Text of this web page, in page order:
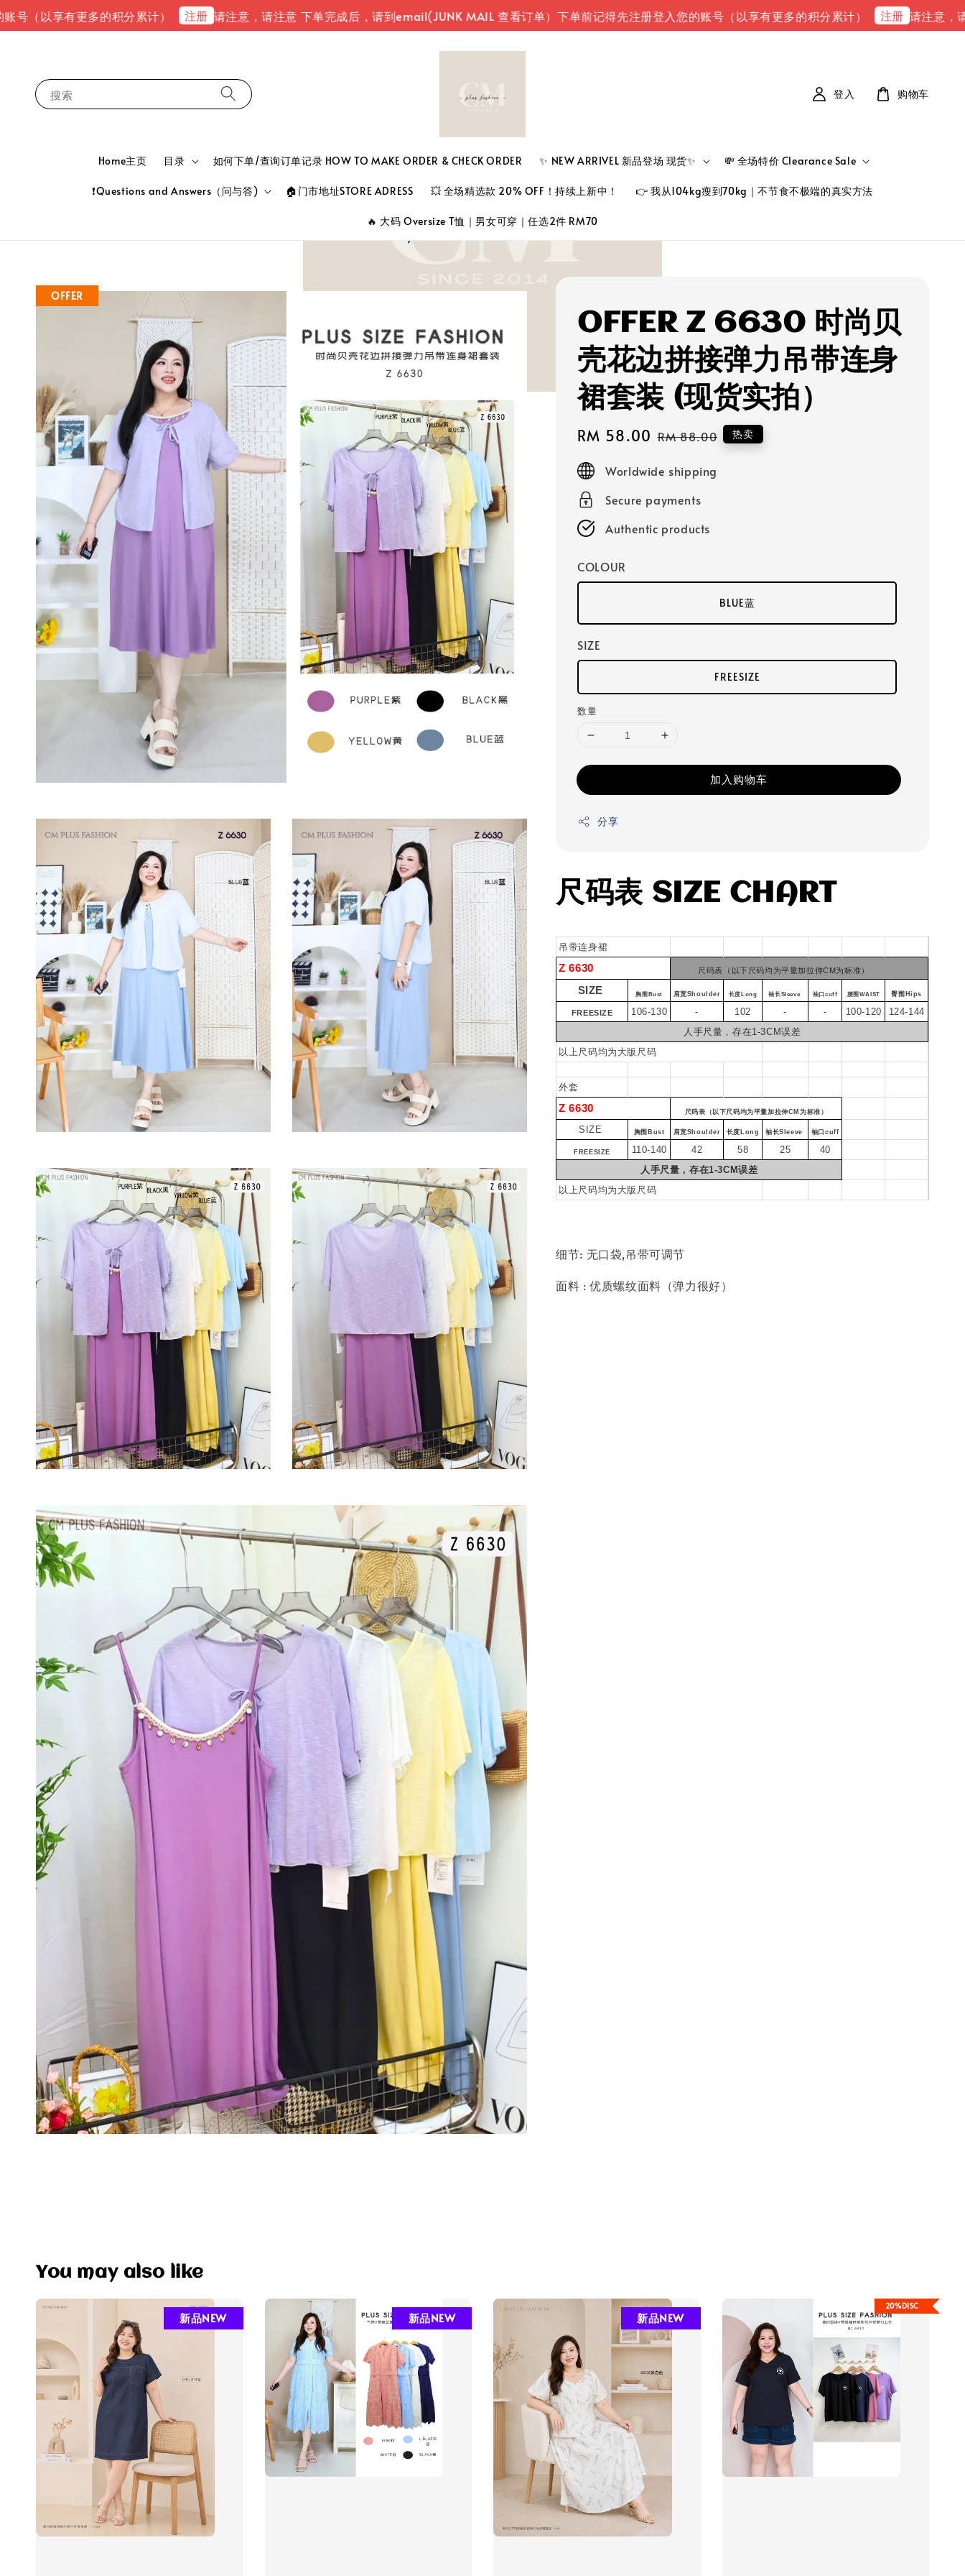
享有更多的积分累计） 注册 请注意，请注意 下单完成后，请到email(JUNK MAIL 查看订单）下单前记得先注册登入您的账号（以享有更多的积分累计） 注册 请注意，请注意
搜索
Home主页 目录 如何下单/查询订单记录 HOW TO MAKE ORDER & CHECK ORDER ✨ NEW ARRIVEL 新品登场 现货✨ 💸 全场特价 Clearance Sale
❗Questions and Answers（问与答) 🏠门市地址STORE ADRESS 💥 全场精选款 20% OFF！持续上新中！ 👉 我从104kg瘦到70kg｜不节食不极端的真实方法
🔥 大码 Oversize T恤｜男女可穿｜任选2件 RM70
登入 购物车
OFFER
OFFER Z 6630 时尚贝
壳花边拼接弹力吊带连身
裙套装 (现货实拍）
Sale
price
RM 58.00 Regular
RM 88.00 热卖
Worldwide shipping
Secure payments
Authentic products
COLOUR
BLUE蓝
SIZE
FREESIZE
数量
加入购物车
分享
尺码表 SIZE CHART
吊带连身裙
Z 6630 尺码表（以下尺码均为平量加拉伸CM为标准）
SIZE 胸围Bust 肩宽Shoulder 长度Long 袖长Sleeve 袖口cuff 腰围WAIST 臀围Hips
FREESIZE 106-130 - 102 - - 100-120
124-144
人手尺量，存在1-3CM误差
以上尺码均为大版尺码
外套
Z 6630 尺码表（以下尺码均为平量加拉伸CM为标准）
SIZE 胸围Bust 肩宽Shoulder 长度Long 袖长Sleeve 袖口cuff
FREESIZE 110-140 42 58 25
40
人手尺量，存在1-3CM误差
以上尺码均为大版尺码
细节: 无口袋,吊带可调节
面料 : 优质螺纹面料（弹力很好）
You may also like
新品NEW 新品NEW 新品NEW
20%DISC